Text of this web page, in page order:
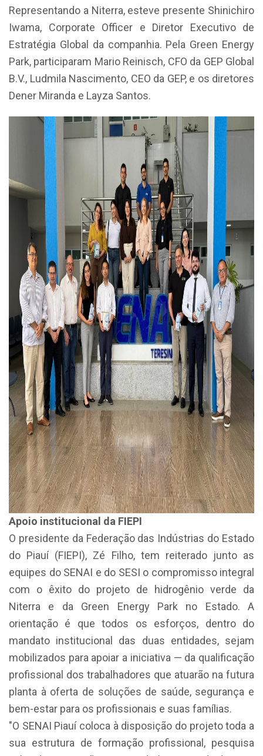
Representando a Niterra, esteve presente Shinichiro
Iwama, Corporate Officer e Diretor Executivo de
Estratégia Global da companhia. Pela Green Energy
Park, participaram Mario Reinisch, CFO da GEP Global
B.V., Ludmila Nascimento, CEO da GEP, e os diretores
Dener Miranda e Layza Santos.
Apoio institucional da FIEPI
O presidente da Federação das Indústrias do Estado
do Piauí (FIEPI), Zé Filho, tem reiterado junto as
equipes do SENAI e do SESI o compromisso integral
com o êxito do projeto de hidrogênio verde da
Niterra e da Green Energy Park no Estado. A
orientação é que todos os esforços, dentro do
mandato institucional das duas entidades, sejam
mobilizados para apoiar a iniciativa — da qualificação
profissional dos trabalhadores que atuarão na futura
planta à oferta de soluções de saúde, segurança e
bem-estar para os profissionais e suas famílias.
"O SENAI Piauí coloca à disposição do projeto toda a
sua estrutura de formação profissional, pesquisa